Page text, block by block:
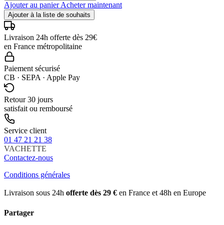
Ajouter au panierAcheter maintenant
Ajouter à la liste de souhaits
Livraison 24h offerte dès 29€
en France métropolitaine
Paiement sécurisé
CB · SEPA · Apple Pay
Retour 30 jours
satisfait ou remboursé
Service client
01 47 21 21 38
VACHETTE
Contactez-nous
Conditions générales
Livraison sous 24h offerte dès 29 € en France et 48h en Europe
Partager